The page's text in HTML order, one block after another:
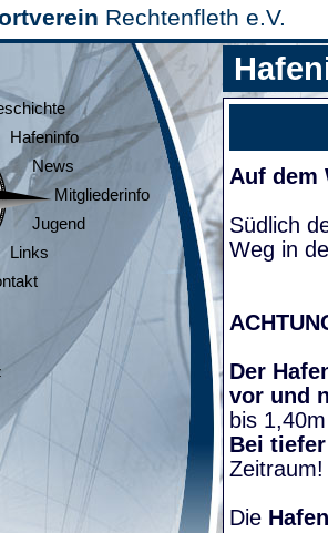
Rechtenfleth e.V.
Hafeninfo
News
Mitgliederinfo
Jugend
Links
Auf dem
Südlich
Weg in
Der
vor und
bis
Bei
Die